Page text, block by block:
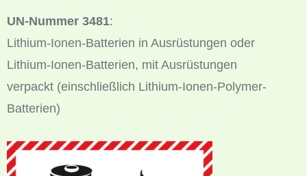
UN-Nummer 3481:
Lithium-Ionen-Batterien in Ausrüstungen oder
Lithium-Ionen-Batterien, mit Ausrüstungen
verpackt (einschließlich Lithium-Ionen-Polymer-
Batterien)